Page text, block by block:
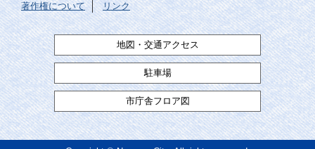
著作権について
リンク
地図・交通アクセス
駐車場
市庁舎フロア図